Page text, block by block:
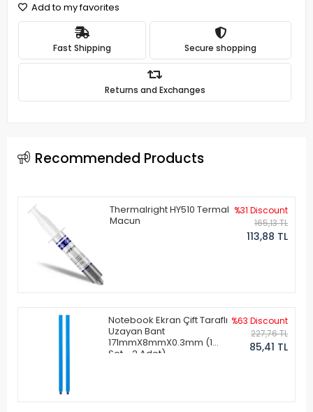
Add to my favorites
Fast Shipping Secure shopping
Returns and Exchanges
Recommended Products
Thermalright HY510 Termal
Macun
%31 Discount
165,13 TL
113,88 TL
Notebook Ekran Çift Taraflı
Uzayan Bant
171mmX8mmX0.3mm (1
Set - 2 Adet)
%63 Discount
227,76 TL
85,41 TL